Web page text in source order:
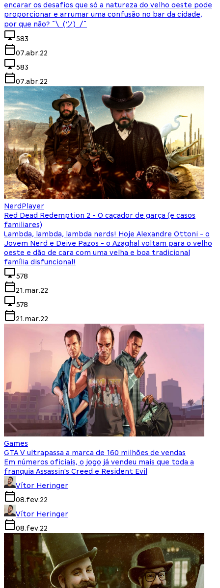
encarar os desafios que só a natureza do velho oeste pode
proporcionar e arrumar uma confusão no bar da cidade,
por que não? ¯\_(ツ)_/¯
583
07.abr.22
583
07.abr.22
NerdPlayer
Red Dead Redemption 2 - O caçador de garça (e casos
familiares)
Lambda, lambda, lambda nerds! Hoje Alexandre Ottoni - o
Jovem Nerd e Deive Pazos - o Azaghal voltam para o velho
oeste e dão de cara com uma velha e boa tradicional
família disfuncional!
578
21.mar.22
578
21.mar.22
Games
GTA V ultrapassa a marca de 160 milhões de vendas
Em números oficiais, o jogo já vendeu mais que toda a
franquia Assassin's Creed e Resident Evil
Vítor Heringer
08.fev.22
Vítor Heringer
08.fev.22